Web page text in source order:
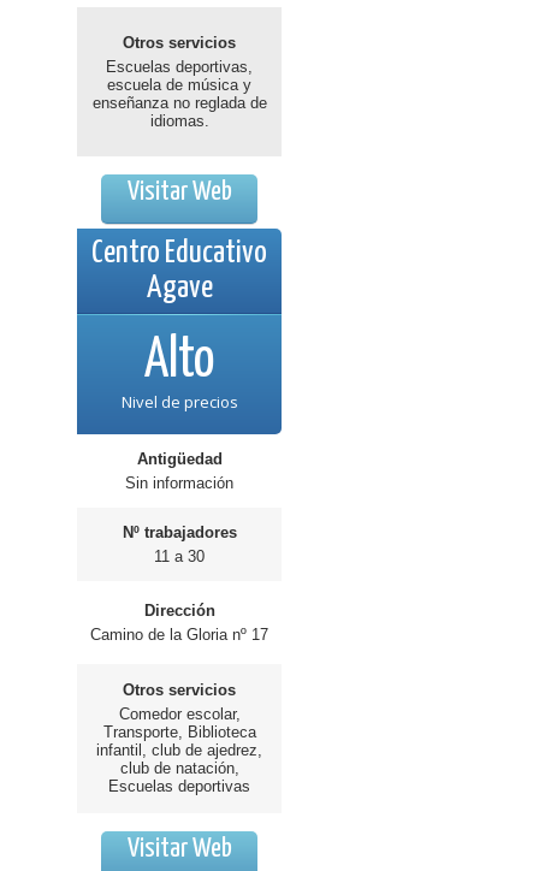
Otros servicios
Escuelas deportivas,
escuela de música y
enseñanza no reglada de
idiomas.
Visitar Web
Centro Educativo
Agave
Alto
Nivel de precios
Antigüedad
Sin información
Nº trabajadores
11 a 30
Dirección
Camino de la Gloria nº 17
Otros servicios
Comedor escolar,
Transporte, Biblioteca
infantil, club de ajedrez,
club de natación,
Escuelas deportivas
Visitar Web